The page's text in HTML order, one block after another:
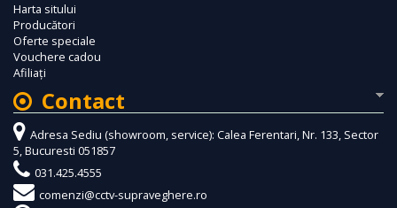
Harta sitului
Producători
Oferte speciale
Vouchere cadou
Afiliaţi
Contact
Adresa Sediu (showroom, service): Calea Ferentari, Nr. 133, Sector
5, Bucuresti 051857
031.425.4555
comenzi@cctv-supraveghere.ro